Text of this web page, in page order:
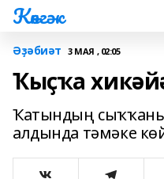
Көнгәк
Әҙәбиәт 3 МАЯ , 02:05
Ҡыҫҡа
Ҡатындың
алдында тәмәке